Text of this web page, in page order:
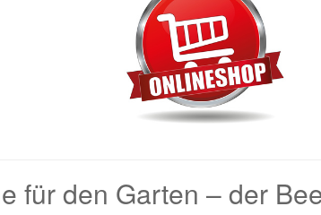
für den Garten – der